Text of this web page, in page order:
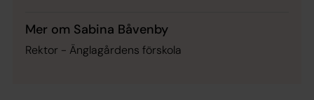
Mer om Sabina Båvenby
Rektor - Änglagårdens förskola